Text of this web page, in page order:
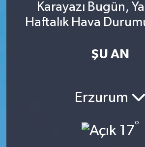
Karayazı Bugün,
Haftalık Hava
ŞU AN
Erzurum
17°
Spor
Tüm Manşetler